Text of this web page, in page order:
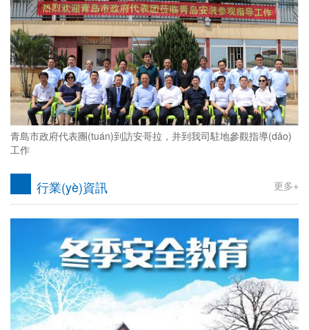
青島市政府代表團(tuán)到訪安哥拉，并到我司駐地參觀指導(dǎo)
工作
行業(yè)資訊 更多+